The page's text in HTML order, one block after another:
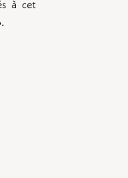
à cet